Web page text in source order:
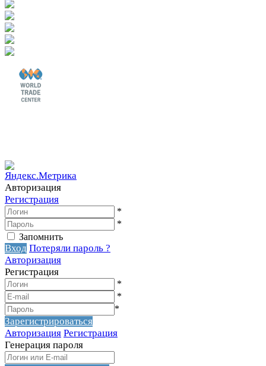
Авторизация
Регистрация
*
*
Запомнить
Вход Потеряли пароль ?
Авторизация
Регистрация
*
*
*
Зарегистрироваться
Авторизация Регистрация
Генерация пароля